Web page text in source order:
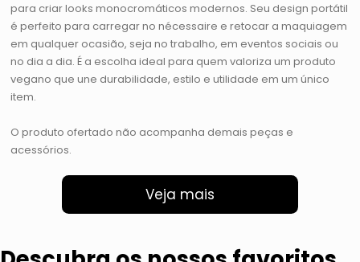
para criar looks monocromáticos modernos. Seu design portátil
é perfeito para carregar no nécessaire e retocar a maquiagem
em qualquer ocasião, seja no trabalho, em eventos sociais ou
no dia a dia. É a escolha ideal para quem valoriza um produto
vegano que une durabilidade, estilo e utilidade em um único
item.
O produto ofertado não acompanha demais peças e
acessórios.
Veja mais